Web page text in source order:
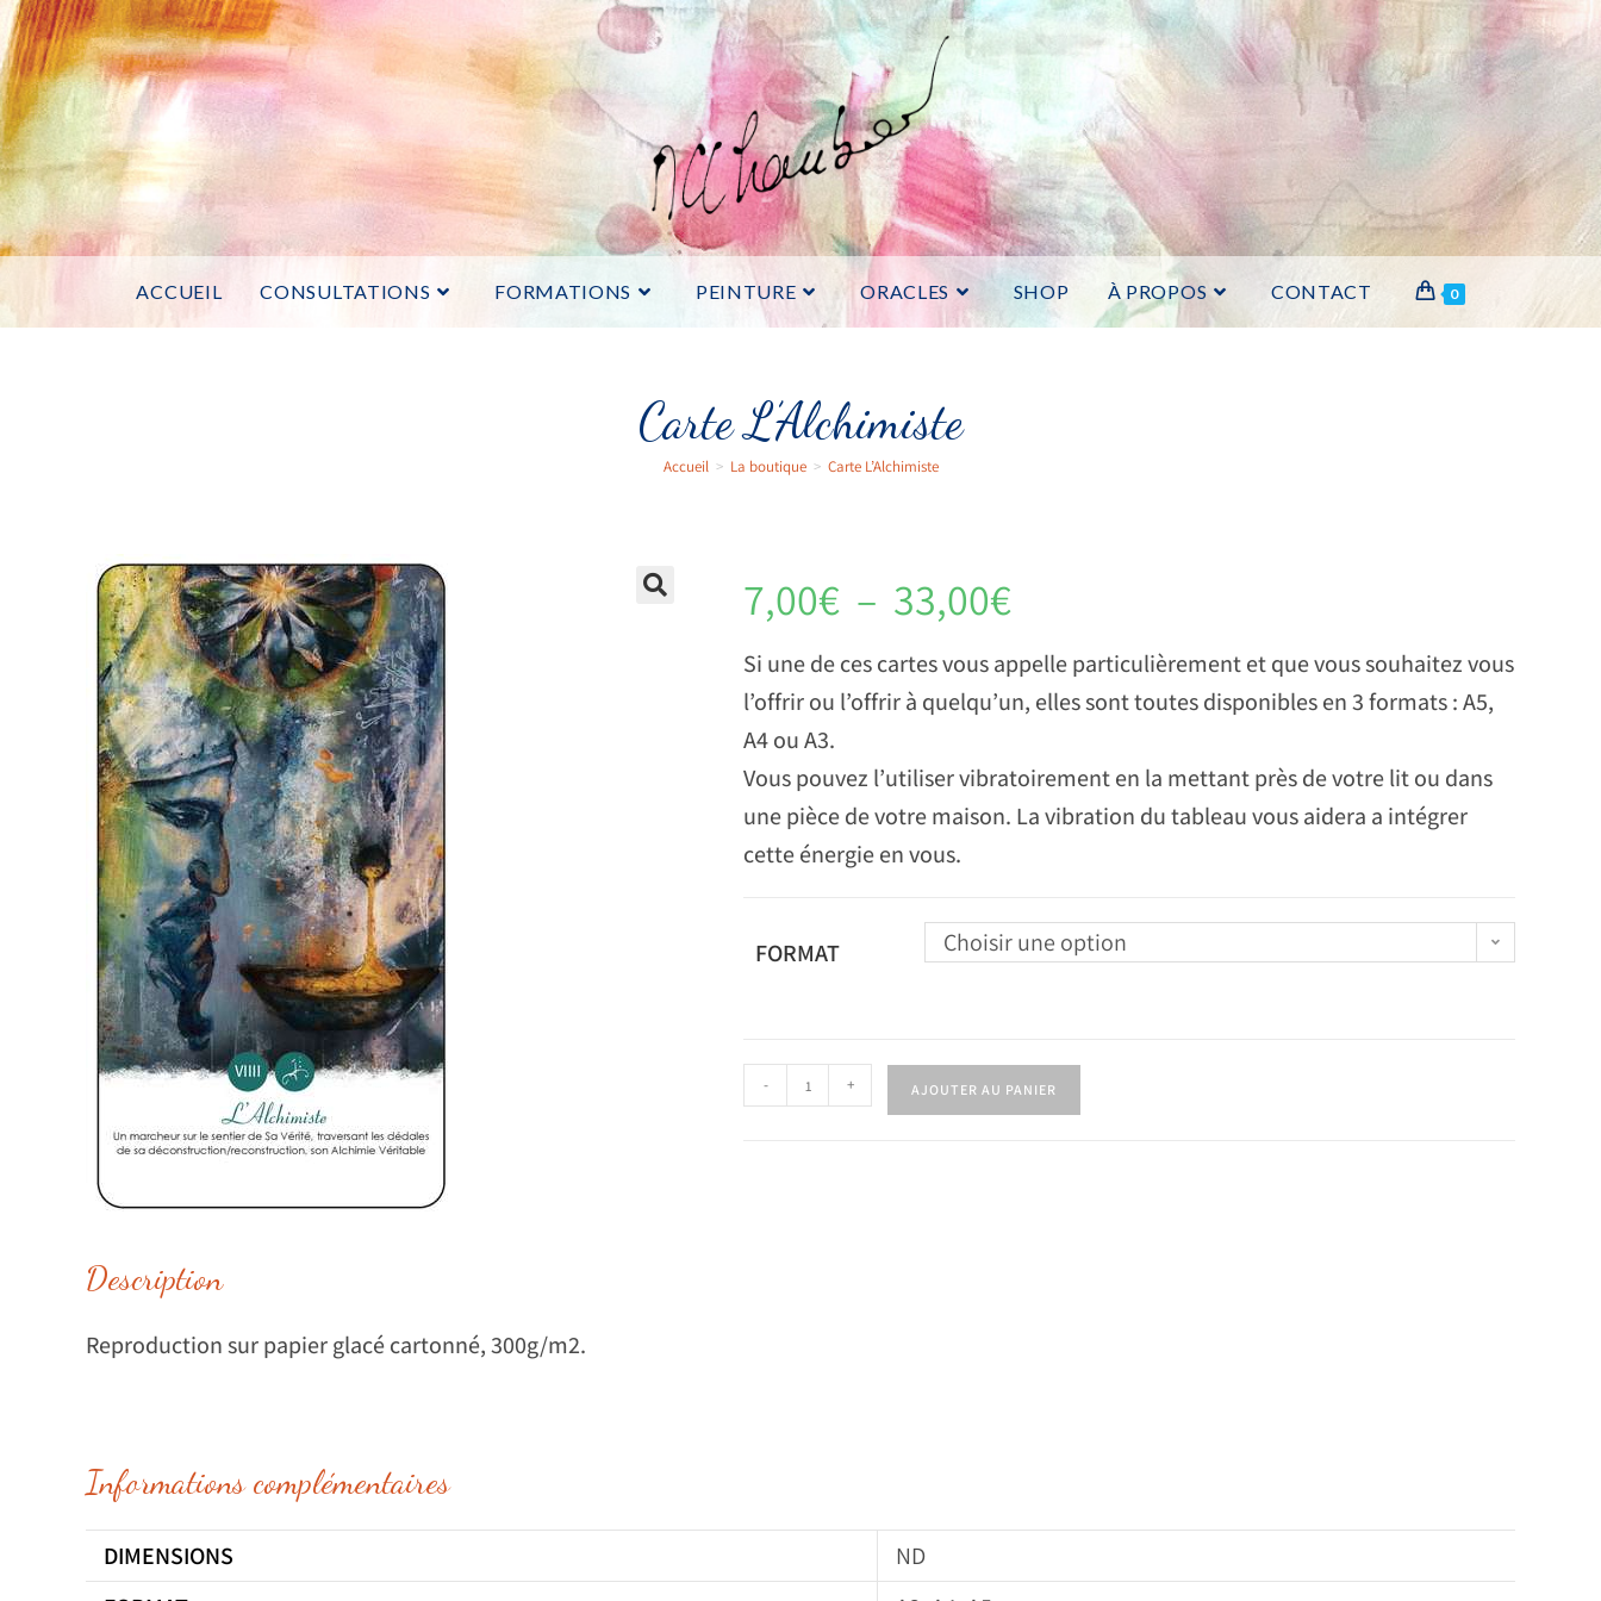
ACCUEIL CONSULTATIONS FORMATIONS PEINTURE ORACLES SHOP À PROPOS CONTACT 0
Carte L’Alchimiste
Accueil > La boutique > Carte L’Alchimiste
7,00€ – 33,00€
Si une de ces cartes vous appelle particulièrement et que vous souhaitez vous
l’offrir ou l’offrir à quelqu’un, elles sont toutes disponibles en 3 formats : A5,
A4 ou A3.
Vous pouvez l’utiliser vibratoirement en la mettant près de votre lit ou dans
une pièce de votre maison. La vibration du tableau vous aidera a intégrer
cette énergie en vous.
FORMAT Choisir une option
- + AJOUTER AU PANIER
Description
Reproduction sur papier glacé cartonné, 300g/m2.
Informations complémentaires
DIMENSIONS
ND